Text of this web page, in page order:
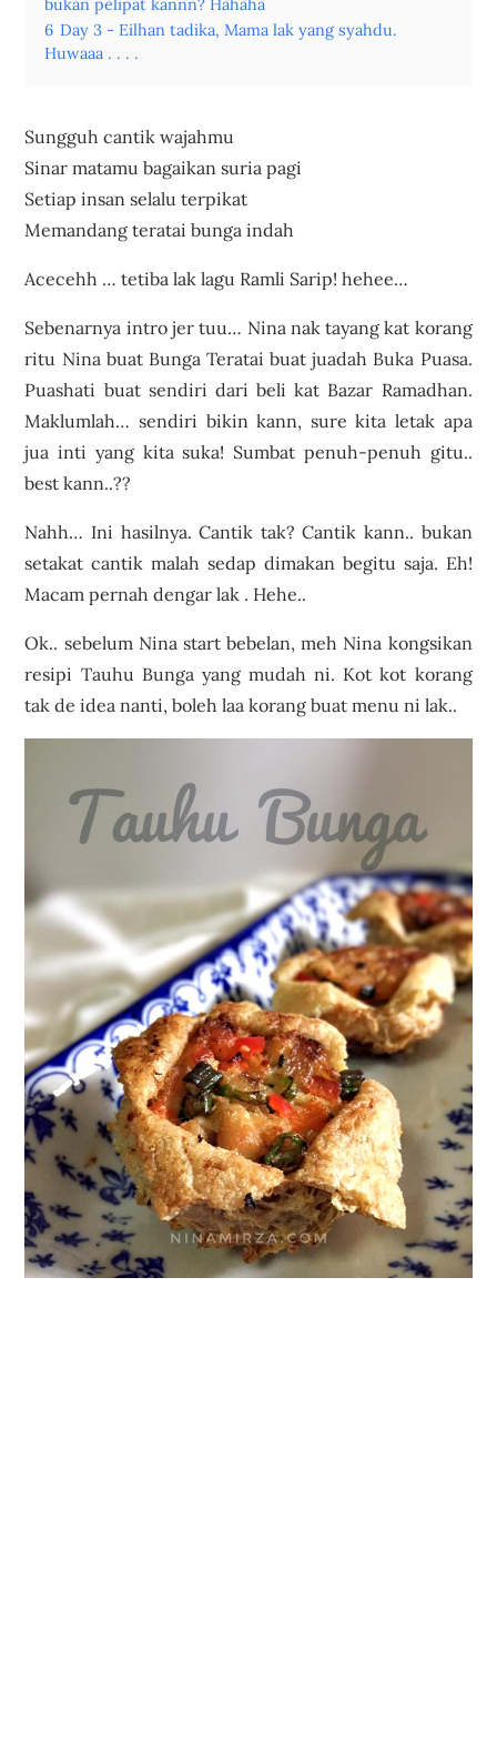
6 Day 3 - Eilhan tadika, Mama lak yang syahdu.
Huwaaa . . . .
Sungguh cantik wajahmu
Sinar matamu bagaikan suria pagi
Setiap insan selalu terpikat
Memandang teratai bunga indah
Acecehh … tetiba lak lagu Ramli Sarip! hehee…
Sebenarnya intro jer tuu… Nina nak tayang kat korang
ritu Nina buat Bunga Teratai buat juadah Buka Puasa.
Puashati buat sendiri dari beli kat Bazar Ramadhan.
Maklumlah… sendiri bikin kann, sure kita letak apa
jua inti yang kita suka! Sumbat penuh-penuh gitu..
best kann..??
Nahh… Ini hasilnya. Cantik tak? Cantik kann.. bukan
setakat cantik malah sedap dimakan begitu saja. Eh!
Macam pernah dengar lak . Hehe..
Ok.. sebelum Nina start bebelan, meh Nina kongsikan
resipi Tauhu Bunga yang mudah ni. Kot kot korang
tak de idea nanti, boleh laa korang buat menu ni lak..